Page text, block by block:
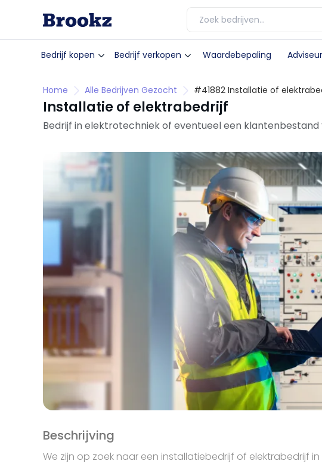
Bedrijf kopen Bedrijf verkopen Waardebepaling
Home Alle Bedrijven Gezocht #41882 Installatie of
Installatie of elektrabedrijf
Bedrijf in elektrotechniek of eventueel een
Beschrijving
We zijn op zoek naar een installatiebedrijf of elektrabedrijf